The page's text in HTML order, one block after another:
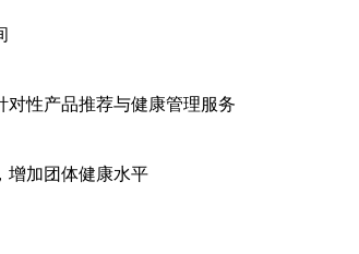
对性产品推荐与健康管理服务
增加团体健康水平